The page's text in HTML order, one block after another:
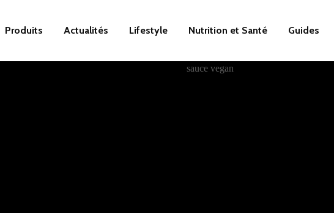
Produits Actualités Lifestyle Nutrition et Santé Guides